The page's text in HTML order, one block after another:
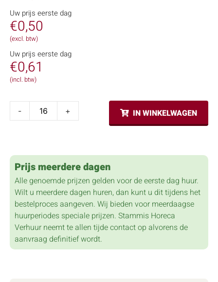
Uw prijs eerste dag
€0,50
(excl. btw)
Uw prijs eerste dag
€0,61
(incl. btw)
- + IN WINKELWAGEN
Prijs meerdere dagen
Alle genoemde prijzen gelden voor de eerste dag huur.
Wilt u meerdere dagen huren, dan kunt u dit tijdens het
bestelproces aangeven. Wij bieden voor meerdaagse
huurperiodes speciale prijzen. Stammis Horeca
Verhuur neemt te allen tijde contact op alvorens de
aanvraag definitief wordt.